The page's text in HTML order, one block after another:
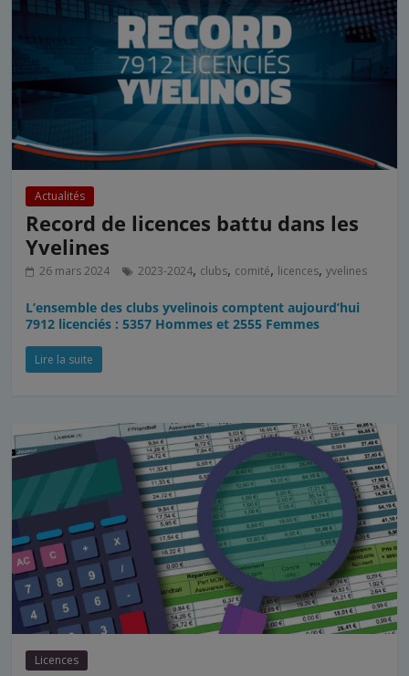
Actualités
Record de licences battu dans les
Yvelines
26 mars 2024 2023-2024, clubs, comité, licences,yvelines
L’ensemble des clubs yvelinois comptent aujourd’hui
7912 licenciés : 5357 Hommes et 2555 Femmes
Lire la suite
Licences